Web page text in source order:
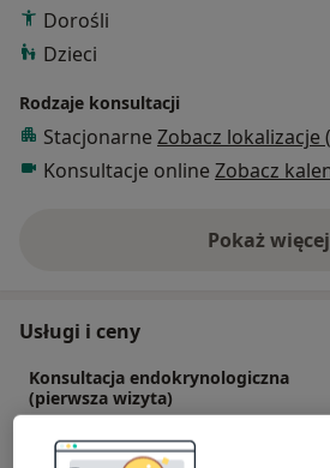
Dorośli
Dzieci
Rodzaje konsultacji
Stacjonarne Zobacz lokalizacje
Konsultacje online Zobacz
Pokaż więcej
o
Usługi i ceny
Konsultacja endokrynologiczna
(pierwsza wizyta)